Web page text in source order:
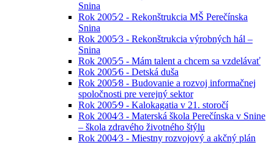
Snina
Rok 2005⁄2 - Rekonštrukcia MŠ Perečínska
Snina
Rok 2005⁄3 - Rekonštrukcia výrobných hál –
Snina
Rok 2005⁄5 - Mám talent a chcem sa vzdelávať
Rok 2005⁄6 - Detská duša
Rok 2005⁄8 - Budovanie a rozvoj informačnej
spoločnosti pre verejný sektor
Rok 2005⁄9 - Kalokagatia v 21. storočí
Rok 2004⁄3 - Materská škola Perečínska v Snine
– škola zdravého životného štýlu
Rok 2004⁄3 - Miestny rozvojový a akčný plán